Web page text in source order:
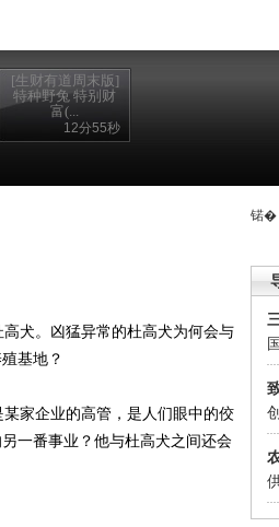
[生财有道周末版]
特种野兔 特别财
富(...
12分55秒
锘�
犬。凶猛异常的杜高犬为何会与
基地？
家企业的高管，是人们眼中的佼
一番事业？他与杜高犬之间还会